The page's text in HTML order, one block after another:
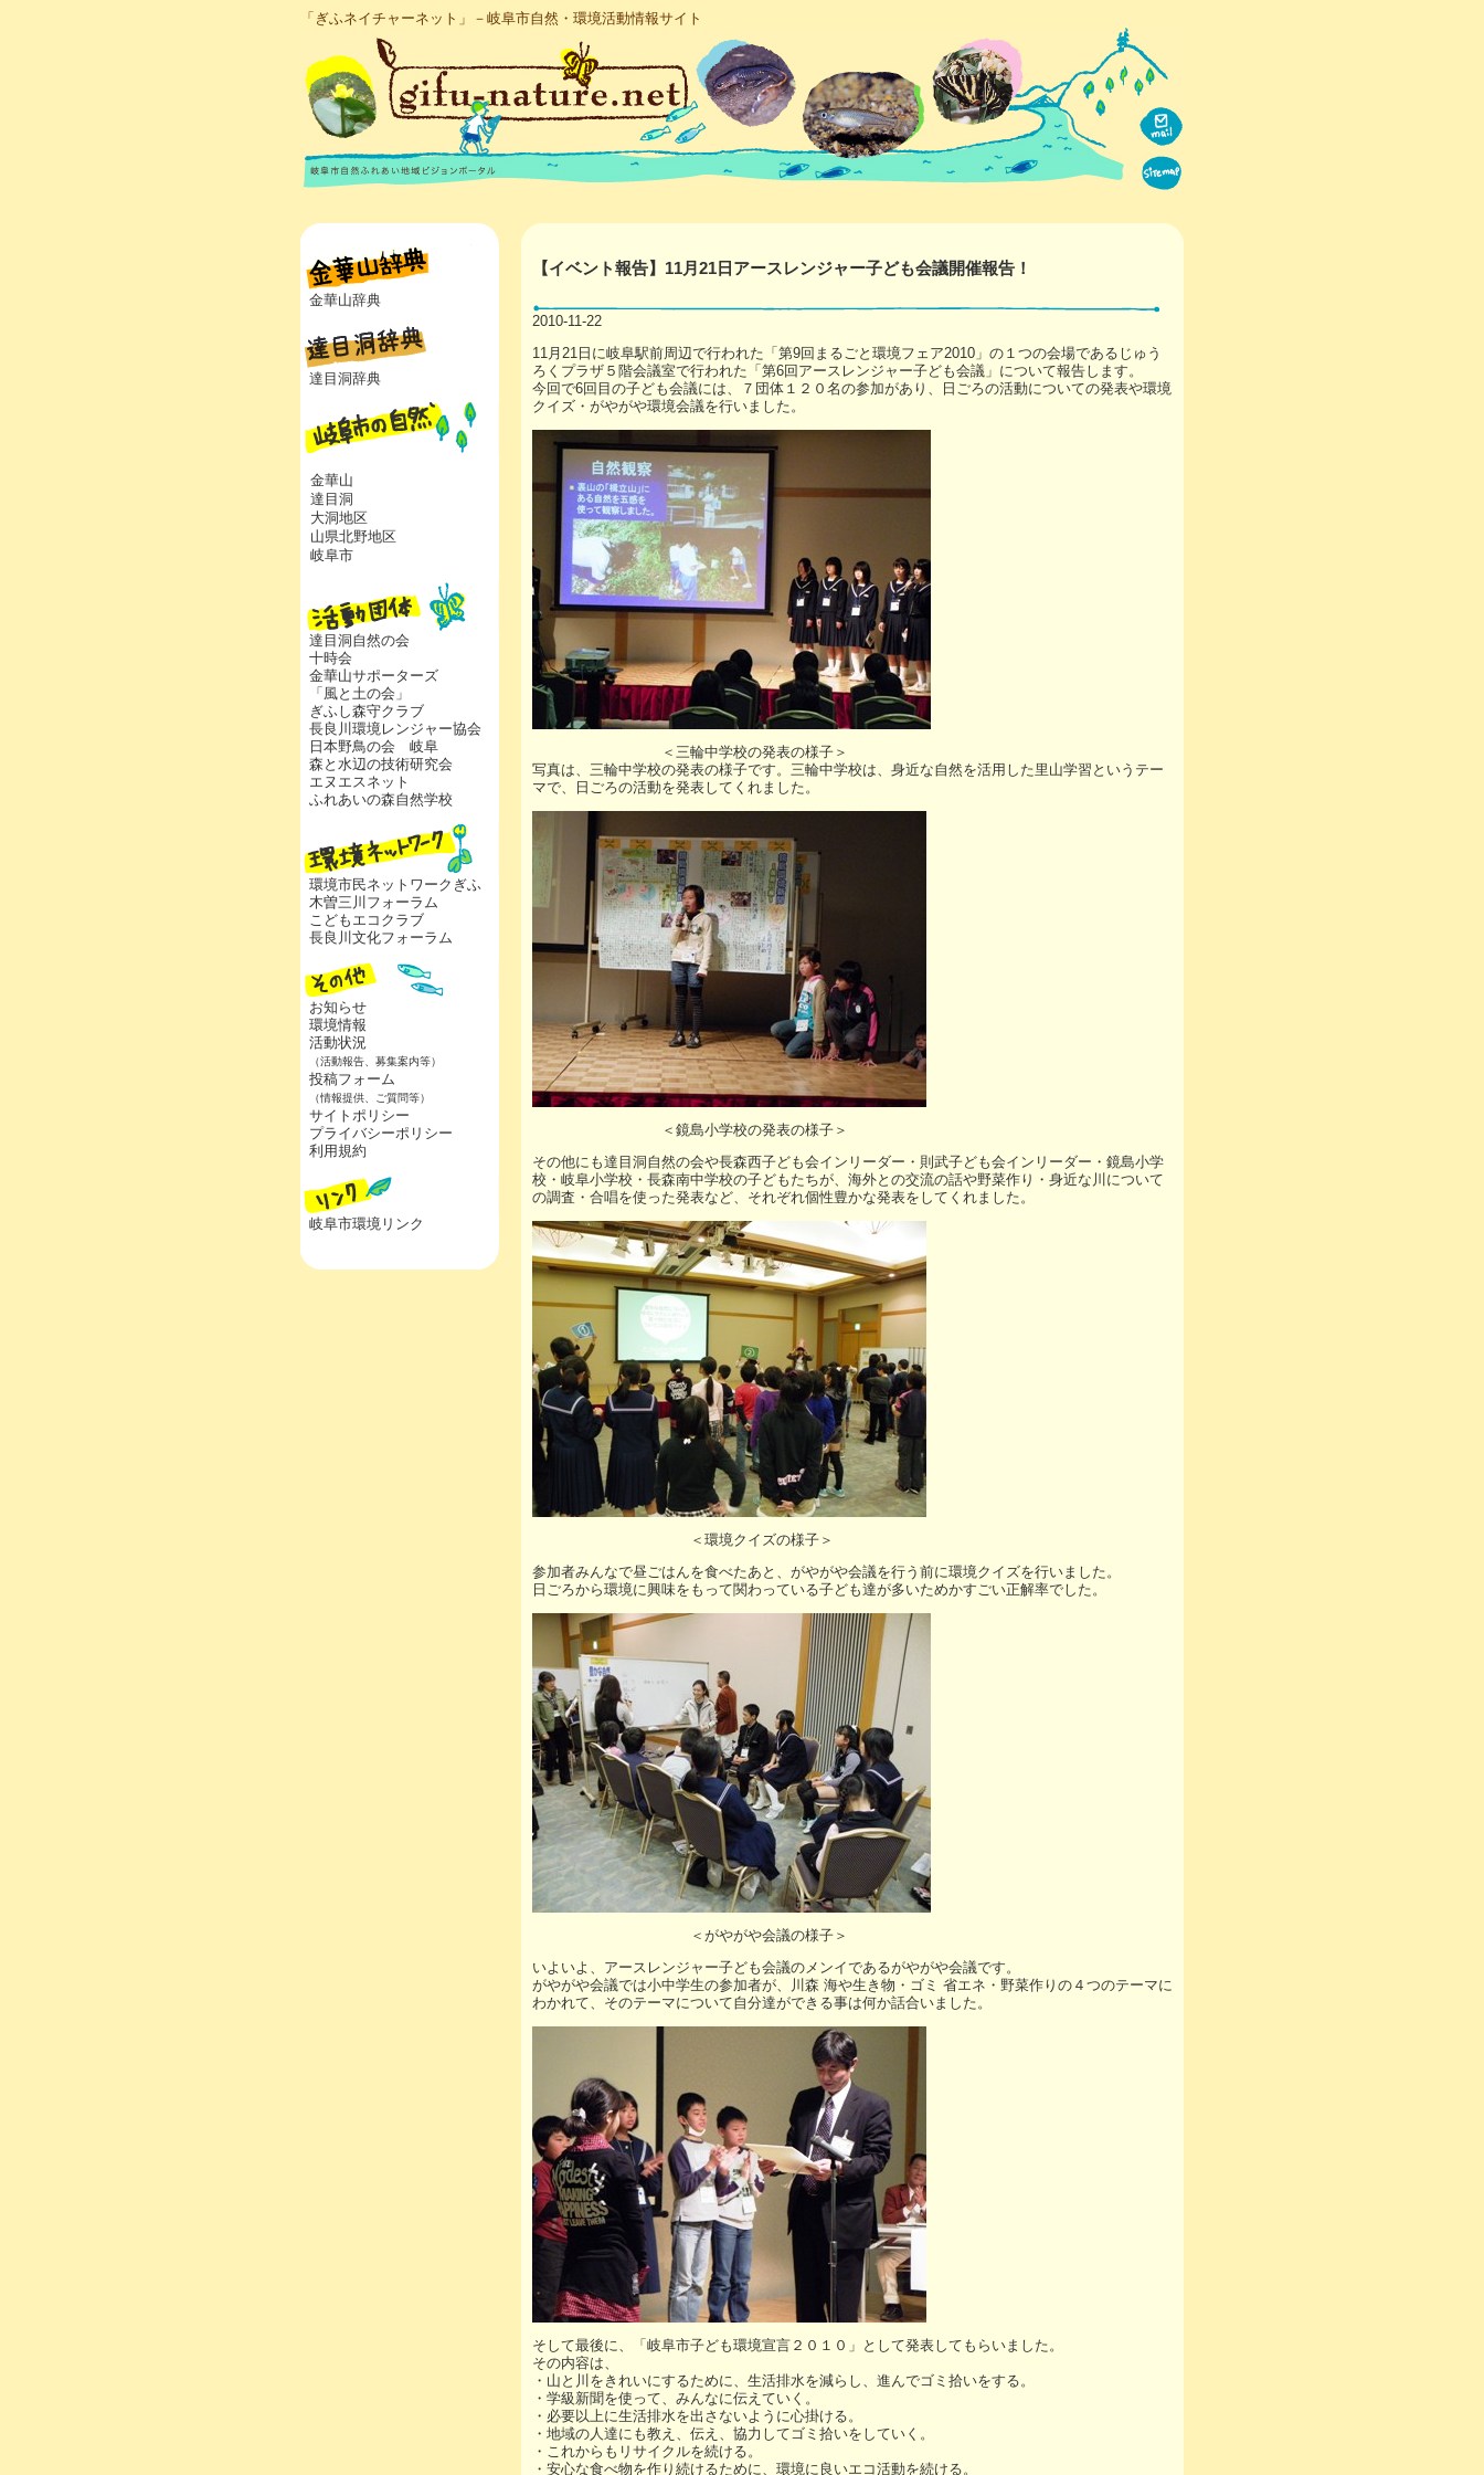
「ぎふネイチャーネット」－岐阜市自然・環境活動情報サイト
金華山辞典
達目洞辞典
金華山
達目洞
大洞地区
山県北野地区
岐阜市
達目洞自然の会
十時会
金華山サポーターズ
「風と土の会」
ぎふし森守クラブ
長良川環境レンジャー協会
日本野鳥の会 岐阜
森と水辺の技術研究会
エヌエスネット
ふれあいの森自然学校
環境市民ネットワークぎふ
木曽三川フォーラム
こどもエコクラブ
長良川文化フォーラム
お知らせ
環境情報
活動状況
（活動報告、募集案内等）
投稿フォーム
（情報提供、ご質問等）
サイトポリシー
プライバシーポリシー
利用規約
岐阜市環境リンク
【イベント報告】11月21日アースレンジャー子ども会議開催報告！
2010-11-22
11月21日に岐阜駅前周辺で行われた「第9回まるごと環境フェア2010」の１つの会場であるじゅう
ろくプラザ５階会議室で行われた「第6回アースレンジャー子ども会議」について報告します。
今回で6回目の子ども会議には、７団体１２０名の参加があり、日ごろの活動についての発表や環境
クイズ・がやがや環境会議を行いました。
＜三輪中学校の発表の様子＞
写真は、三輪中学校の発表の様子です。三輪中学校は、身近な自然を活用した里山学習というテー
マで、日ごろの活動を発表してくれました。
＜鏡島小学校の発表の様子＞
その他にも達目洞自然の会や長森西子ども会インリーダー・則武子ども会インリーダー・鏡島小学
校・岐阜小学校・長森南中学校の子どもたちが、海外との交流の話や野菜作り・身近な川について
の調査・合唱を使った発表など、それぞれ個性豊かな発表をしてくれました。
＜環境クイズの様子＞
参加者みんなで昼ごはんを食べたあと、がやがや会議を行う前に環境クイズを行いました。
日ごろから環境に興味をもって関わっている子ども達が多いためかすごい正解率でした。
＜がやがや会議の様子＞
いよいよ、アースレンジャー子ども会議のメンイであるがやがや会議です。
がやがや会議では小中学生の参加者が、川森 海や生き物・ゴミ 省エネ・野菜作りの４つのテーマに
わかれて、そのテーマについて自分達ができる事は何か話合いました。
そして最後に、「岐阜市子ども環境宣言２０１０」として発表してもらいました。
その内容は、
・山と川をきれいにするために、生活排水を減らし、進んでゴミ拾いをする。
・学級新聞を使って、みんなに伝えていく。
・必要以上に生活排水を出さないように心掛ける。
・地域の人達にも教え、伝え、協力してゴミ拾いをしていく。
・これからもリサイクルを続ける。
・安心な食べ物を作り続けるために、環境に良いエコ活動を続ける。